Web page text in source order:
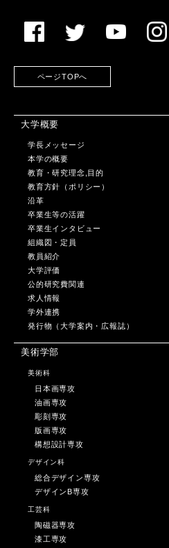
ページTOPへ
大学概要
学長メッセージ
本学の概要
教育・研究理念,目的
教育方針（ポリシー）
沿革
卒業生等の活躍
卒業生インタビュー
組織図・定員
教員紹介
大学評価
公的研究費関連
求人情報
学外連携
発行物（大学案内・広報誌）
美術学部
美術科
日本画専攻
油画専攻
彫刻専攻
版画専攻
構想設計専攻
デザイン科
総合デザイン専攻
デザインB専攻
工芸科
陶磁器専攻
漆工専攻